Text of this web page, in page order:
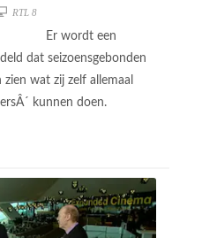
RTL 8
Er wordt een
dat seizoensgebonden
wat zij zelf allemaal
kunnen doen.